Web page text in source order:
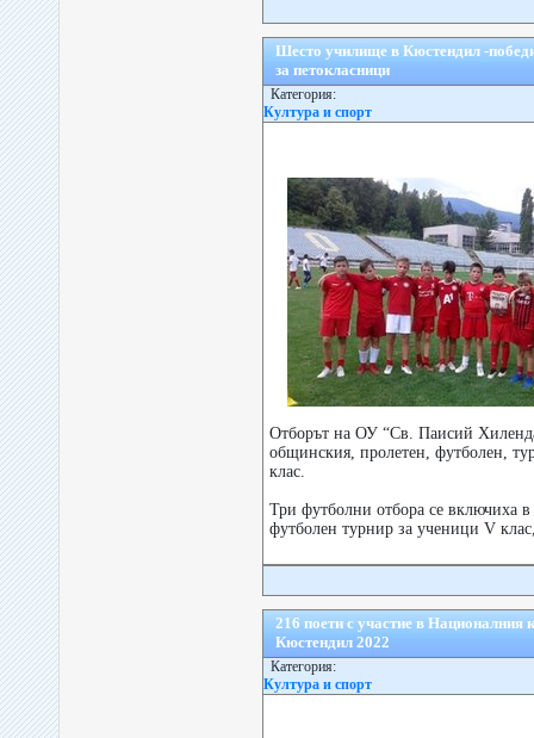
Шесто училище в Кюстендил -
за петокласници
Категория:
Култура и спорт
Отборът на ОУ “Св. Паисий
общинския, пролетен, футболен,
клас.
Три футболни отбора се включиха
футболен турнир за ученици V
216 поети с участие в
Кюстендил 2022
Категория:
Култура и спорт